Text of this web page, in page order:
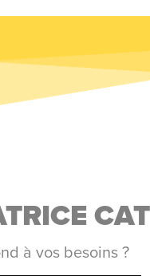
à vos besoins ?